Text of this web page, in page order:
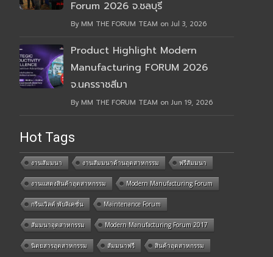
Forum 2026 จ.ชลบุรี
By MM THE FORUM TEAM on Jul 3, 2026
Product Highlight Modern
Manufacturing FORUM 2026
จ.นครราชสีมา
By MM THE FORUM TEAM on Jun 19, 2026
Hot Tags
งานสัมมนา งานสัมมนาด้านอุตสาหกรรม ฟรีสัมมนา
งานแสดงสินค้าอุตสาหกรรม Modern Manufacturing Forum
กรีนเวิลด์ พับลิเคชั่น Maintenance Forum
สัมมนาอุตสาหกรรม Modern Manufacturing Forum 2017
นิตยสารอุตสาหกรรม สัมมนาฟรี สินค้าอุตสาหกรรม